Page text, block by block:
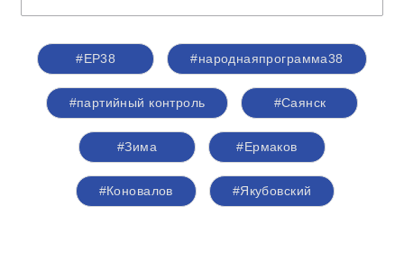
#ЕР38 #народнаяпрограмма38
#партийный контроль #Саянск
#Зима #Ермаков
#Коновалов #Якубовский